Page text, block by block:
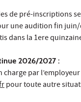
de pré-inscriptions
une audition fin
dans la 1ere
2026/2027 :
par
pour toute autre